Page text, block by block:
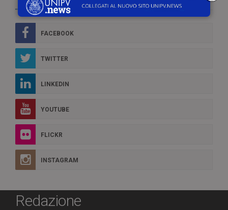
FACEBOOK
TWITTER
LINKEDIN
YOUTUBE
FLICKR
INSTAGRAM
Redazione